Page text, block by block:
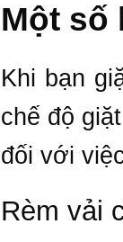
Một số
Khi bạn
chế độ
đối với
Rèm vải